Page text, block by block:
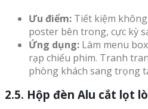
Ưu điểm: Tiết kiệm
poster bên trong, cực kỳ
Ứng dụng: Làm menu
rạp chiếu phim. Tranh
phòng khách sang trọng
2.5. Hộp đèn Alu cắt lọt